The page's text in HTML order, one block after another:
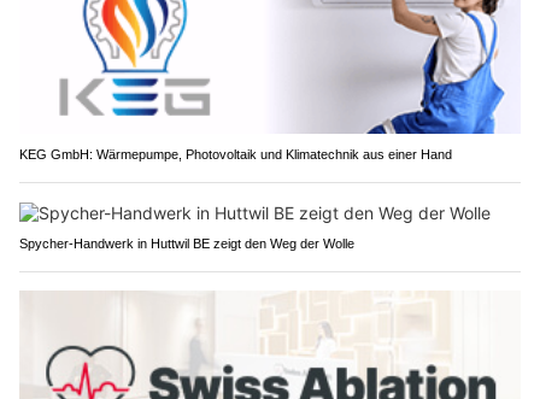
KEG GmbH: Wärmepumpe, Photovoltaik und Klimatechnik aus einer Hand
Spycher-Handwerk in Huttwil BE zeigt den Weg der Wolle